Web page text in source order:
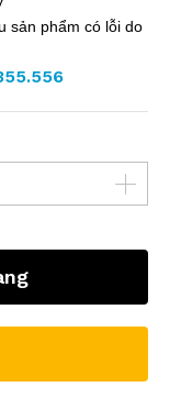
sản phẩm có lỗi do